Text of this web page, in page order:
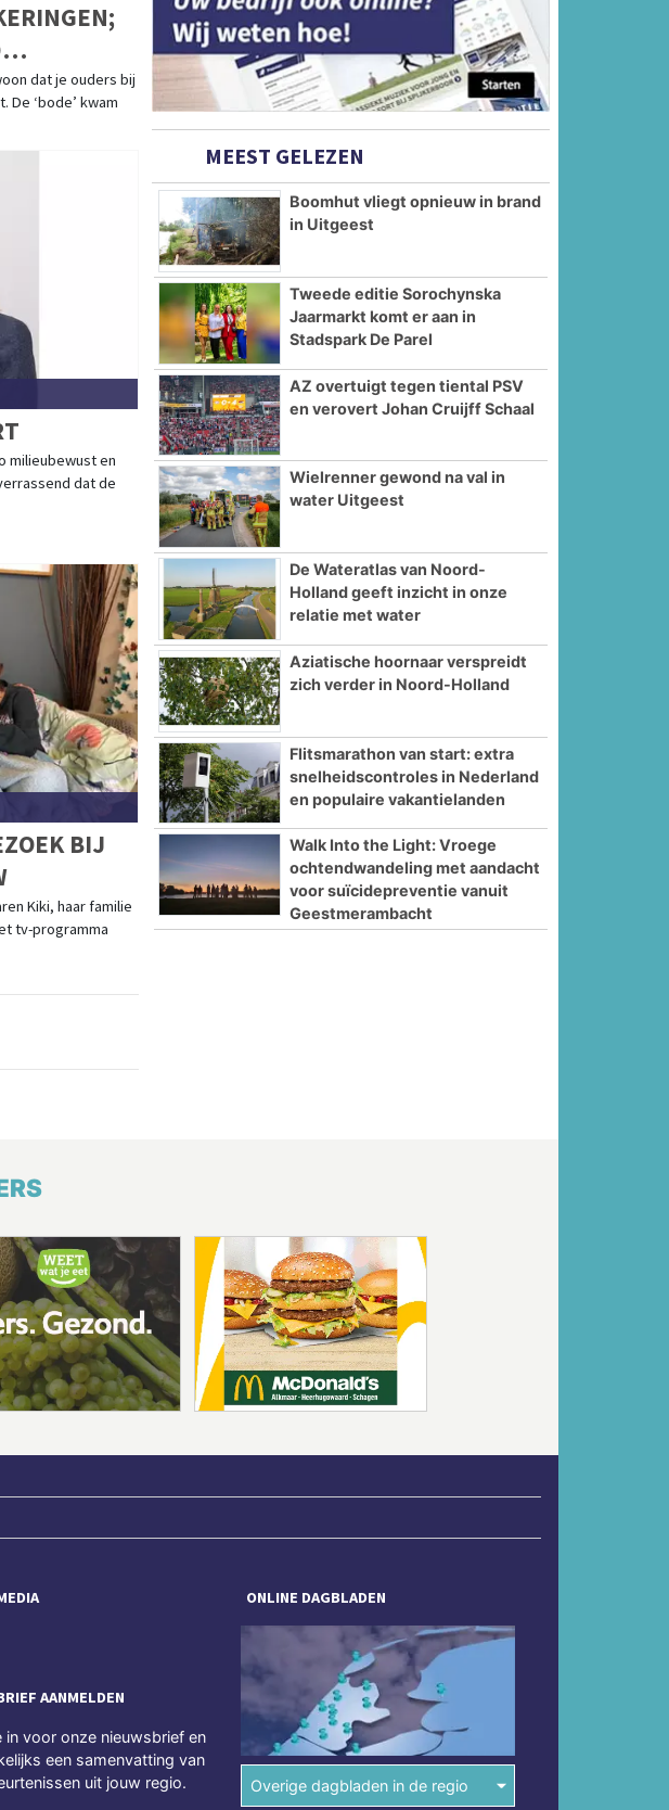
dat je ouders bij
‘bode’ kwam
milieubewust en
dat de
BIJ
Kiki, haar familie
tv-programma
MEEST GELEZEN
Boomhut vliegt opnieuw in brand
in Uitgeest
Tweede editie Sorochynska
Jaarmarkt komt er aan in
Stadspark De Parel
AZ overtuigt tegen tiental PSV
en verovert Johan Cruijff Schaal
Wielrenner gewond na val in
water Uitgeest
De Wateratlas van Noord-
Holland geeft inzicht in onze
relatie met water
Aziatische hoornaar verspreidt
zich verder in Noord-Holland
Flitsmarathon van start: extra
snelheidscontroles in Nederland
en populaire vakantielanden
Walk Into the Light: Vroege
ochtendwandeling met aandacht
voor suïcidepreventie vanuit
Geestmerambacht
AANMELDEN
in voor onze nieuwsbrief en
een samenvatting van
uit jouw regio.
ONLINE DAGBLADEN
Overige dagbladen in de regio